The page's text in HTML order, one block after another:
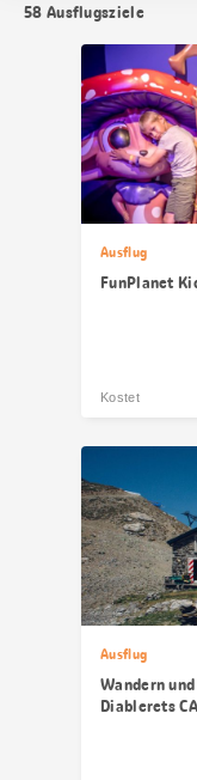
58 Ausflugsziele
Ausflug
FunPlanet
Kostet
Ausflug
Wandern
Diablerets